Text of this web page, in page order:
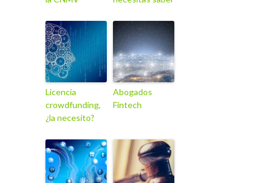
Licencia
crowdfunding,
¿la necesito?
Abogados
Fintech